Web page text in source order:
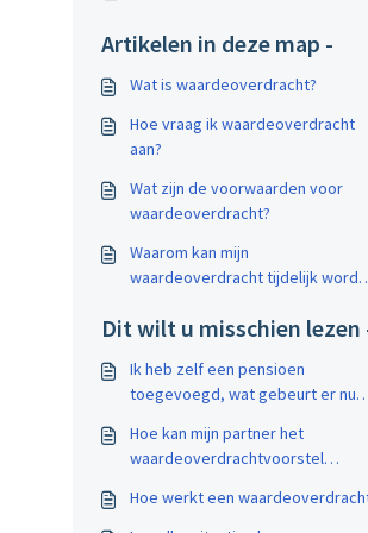
Artikelen in deze map -
Wat is waardeoverdracht?
Hoe vraag ik waardeoverdracht
aan?
Wat zijn de voorwaarden voor
waardeoverdracht?
Waarom kan mijn
waardeoverdracht tijdelijk
Dit wilt u misschien lezen
Ik heb zelf een pensioen
toegevoegd, wat gebeurt er nu
Hoe kan mijn partner het
waardeoverdrachtvoorstel
Hoe werkt een